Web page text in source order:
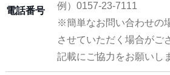
電話番号
例）0157-23-7111
※簡単なお問い合わせの
させていただく場合がご
記載にご協力をお願いし